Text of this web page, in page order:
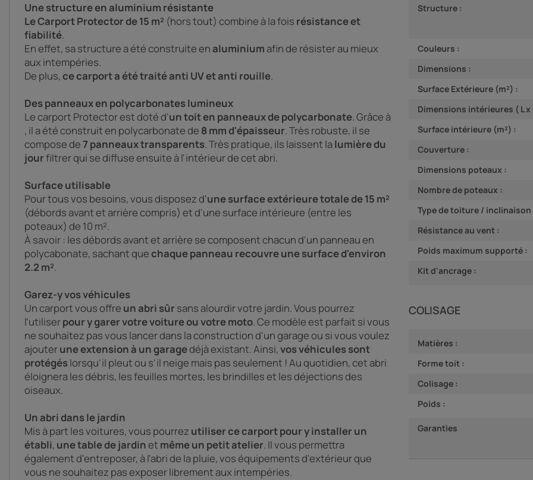
Une structure en aluminium résistante
Le Carport Protector de 15 m² (hors tout) combine à la fois résistance et
fiabilité.
En effet, sa structure a été construite enaluminiumafin de résister au mieux
aux intempéries.
De plus,ce carport a été traité anti UV et anti rouille.
Des panneaux en polycarbonates lumineux
Le carport Protector est doté d'un toit en panneaux de polycarbonate. Grâce à
, il a été construit en polycarbonate de 8 mm d'épaisseur. Très robuste, il se
compose de7 panneaux transparents. Très pratique, ils laissent lalumière du
jourfiltrer qui se diffuse ensuite à l'intérieur de cet abri.
Surface utilisable
Pour tous vos besoins, vous disposez d'une surface extérieure totale de 15 m²
(débords avant et arrière compris) et d'une surface intérieure (entre les
poteaux) de 10 m².
À savoir : les débords avant et arrière se composent chacun d'un panneau en
polycabonate, sachant quechaque panneau recouvre une surface d'environ
2.2 m².
Garez-y vos véhicules
Un carport vous offre un abri sûrsans alourdir votre jardin. Vous pourrez
l'utiliserpour y garer votre voiture ou votre moto. Ce modèle est parfait si vous
ne souhaitez pas vous lancer dans la construction d'un garage ou si vous voulez
ajouterune extensionà un garagedéjà existant. Ainsi,vos véhicules sont
protégéslorsqu'il pleut ou s'il neige mais pas seulement ! Au quotidien, cet abri
éloignera les débris, les feuilles mortes, les brindilles et les déjections des
oiseaux.
Un abri dans le jardin
Mis à part les voitures, vous pourrez utiliser ce carport pour y installer un
établi, une table de jardinet même un petit atelier. Il vous permettra
également d'entreposer, à l'abri de la pluie, vos équipements d'extérieur que
vous ne souhaitez pas exposer librement aux intempéries.
Structure :
Couleurs :
Dimensions :
Surface Extérieure (m²) :
Dimensions intérieures ( L x
Surface intérieure (m²) :
Couverture :
Dimensions poteaux :
Nombre de poteaux :
Type de toiture / inclinaison
Résistance au vent :
Poids maximum supporté :
Kit d'ancrage :
COLISAGE
Matières :
Forme toit :
Colisage :
Poids :
Garanties